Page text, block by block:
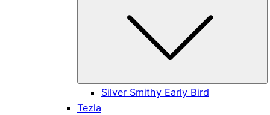
Silver Smithy Early Bird
Tezla